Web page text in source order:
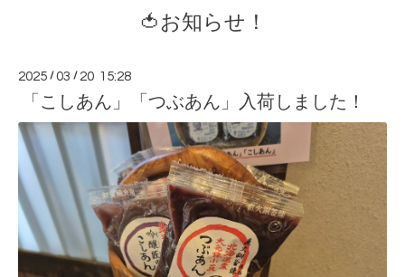
🍅お知らせ！
2025 /03 / 20 15:28
「こしあん」「つぶあん」入荷しました！